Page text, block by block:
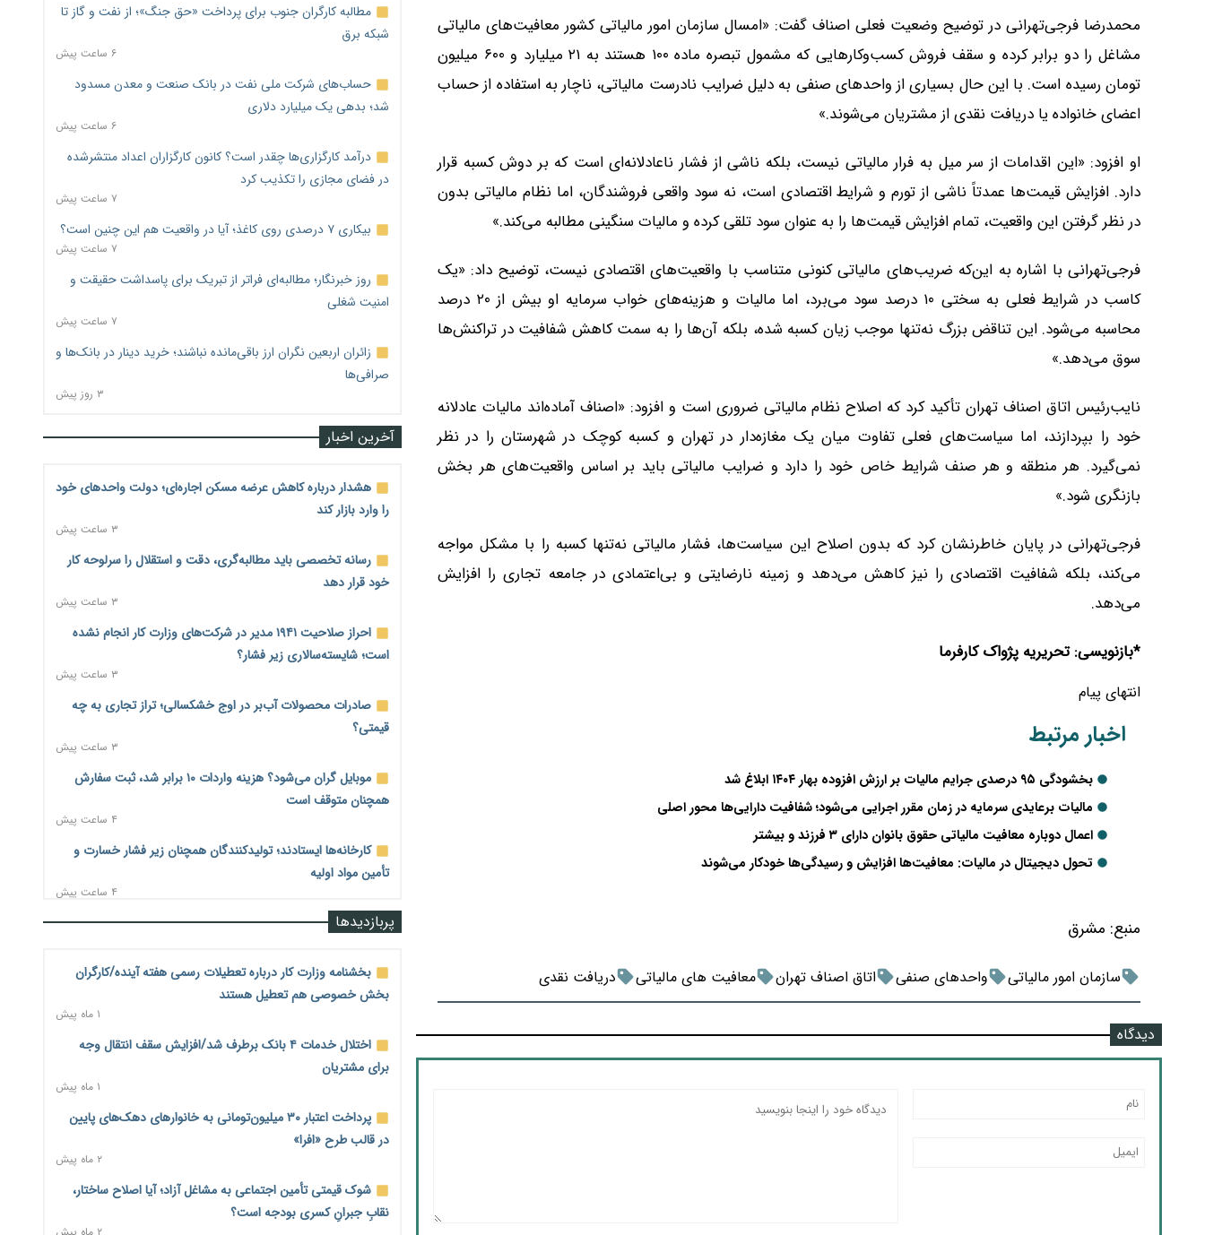
محمدرضا فرجی‌تهرانی در توضیح وضعیت فعلی اصناف گفت: «امسال سازمان امور مالیاتی کشور معافیت‌های مالیاتی
مشاغل را دو برابر کرده و سقف فروش کسب‌وکارهایی که مشمول تبصره ماده ۱۰۰ هستند به ۲۱ میلیارد و ۶۰۰ میلیون
تومان رسیده است. با این حال بسیاری از واحدهای صنفی به دلیل ضرایب نادرست مالیاتی، ناچار به استفاده از حساب
اعضای خانواده یا دریافت نقدی از مشتریان می‌شوند.»
او افزود: «این اقدامات از سر میل به فرار مالیاتی نیست، بلکه ناشی از فشار ناعادلانه‌ای است که بر دوش کسبه قرار
دارد. افزایش قیمت‌ها عمدتاً ناشی از تورم و شرایط اقتصادی است، نه سود واقعی فروشندگان، اما نظام مالیاتی بدون
در نظر گرفتن این واقعیت، تمام افزایش قیمت‌ها را به عنوان سود تلقی کرده و مالیات سنگینی مطالبه می‌کند.»
فرجی‌تهرانی با اشاره به این‌که ضریب‌های مالیاتی کنونی متناسب با واقعیت‌های اقتصادی نیست، توضیح داد: «یک
کاسب در شرایط فعلی به سختی ۱۰ درصد سود می‌برد، اما مالیات و هزینه‌های خواب سرمایه او بیش از ۲۰ درصد
محاسبه می‌شود. این تناقض بزرگ نه‌تنها موجب زیان کسبه شده، بلکه آن‌ها را به سمت کاهش شفافیت در تراکنش‌ها
سوق می‌دهد.»
نایب‌رئیس اتاق اصناف تهران تأکید کرد که اصلاح نظام مالیاتی ضروری است و افزود: «اصناف آماده‌اند مالیات عادلانه
خود را بپردازند، اما سیاست‌های فعلی تفاوت میان یک مغازه‌دار در تهران و کسبه کوچک در شهرستان را در نظر
نمی‌گیرد. هر منطقه و هر صنف شرایط خاص خود را دارد و ضرایب مالیاتی باید بر اساس واقعیت‌های هر بخش
بازنگری شود.»
فرجی‌تهرانی در پایان خاطرنشان کرد که بدون اصلاح این سیاست‌ها، فشار مالیاتی نه‌تنها کسبه را با مشکل مواجه
می‌کند، بلکه شفافیت اقتصادی را نیز کاهش می‌دهد و زمینه نارضایتی و بی‌اعتمادی در جامعه تجاری را افزایش
می‌دهد.
*بازنویسی: تحریریه پژواک کارفرما
انتهای پیام
اخبار مرتبط
بخشودگی ۹۵ درصدی جرایم مالیات بر ارزش افزوده بهار ۱۴۰۴ ابلاغ شد
مالیات برعایدی سرمایه در زمان مقرر اجرایی می‌شود؛ شفافیت دارایی‌ها محور اصلی
اعمال دوباره معافیت مالیاتی حقوق بانوان دارای ۳ فرزند و بیشتر
تحول دیجیتال در مالیات: معافیت‌ها افزایش و رسیدگی‌ها خودکار می‌شوند
منبع: مشرق
سازمان امور مالیاتی واحدهای صنفی اتاق اصناف تهران معافیت های مالیاتی دریافت نقدی
دیدگاه
مطالبه کارگران جنوب برای پرداخت «حق جنگ»؛ از نفت و گاز تا
شبکه برق
۶ ساعت پیش
حساب‌های شرکت ملی نفت در بانک صنعت و معدن مسدود
شد؛ بدهی یک میلیارد دلاری
۶ ساعت پیش
درآمد کارگزاری‌ها چقدر است؟ کانون کارگزاران اعداد منتشرشده
در فضای مجازی را تکذیب کرد
۷ ساعت پیش
بیکاری ۷ درصدی روی کاغذ؛ آیا در واقعیت هم این چنین است؟
۷ ساعت پیش
روز خبرنگار؛ مطالبه‌ای فراتر از تبریک برای پاسداشت حقیقت و
امنیت شغلی
۷ ساعت پیش
زائران اربعین نگران ارز باقی‌مانده نباشند؛ خرید دینار در بانک‌ها و
صرافی‌ها
۳ روز پیش
آخرین اخبار
هشدار درباره کاهش عرضه مسکن اجاره‌ای؛ دولت واحدهای خود
را وارد بازار کند
۳ ساعت پیش
رسانه تخصصی باید مطالبه‌گری، دقت و استقلال را سرلوحه کار
خود قرار دهد
۳ ساعت پیش
احراز صلاحیت ۱۹۴۱ مدیر در شرکت‌های وزارت کار انجام نشده
است؛ شایسته‌سالاری زیر فشار؟
۳ ساعت پیش
صادرات محصولات آب‌بر در اوج خشکسالی؛ تراز تجاری به چه
قیمتی؟
۳ ساعت پیش
موبایل گران می‌شود؟ هزینه واردات ۱۰ برابر شد، ثبت سفارش
همچنان متوقف است
۴ ساعت پیش
کارخانه‌ها ایستادند؛ تولیدکنندگان همچنان زیر فشار خسارت و
تأمین مواد اولیه
۴ ساعت پیش
قیمت مسکن در دست سازنده‌های خرد؛ چگونه «عددسازی» بازار
۴ ساعت پیش
۴ ساعت پیش
منابع صندوق ملی مسکن به متقاضیان رسید؛ اولویت با
۵ ساعت پیش
هشدار درباره آینده صندوق‌های بازنشستگی؛ اعتماد بیمه‌پردازان
ترمیم مزد در راه است؟ تأکید بر افزایش مزد پایه و شفافیت سبد
پربازدیدها
بخشنامه وزارت کار درباره تعطیلات رسمی هفته آینده/کارگران
بخش خصوصی هم تعطیل هستند
۱ ماه پیش
اختلال خدمات ۴ بانک برطرف شد/افزایش سقف انتقال وجه
برای مشتریان
۱ ماه پیش
پرداخت اعتبار ۳۰ میلیون‌تومانی به خانوارهای دهک‌های پایین
در قالب طرح «افرا»
۲ ماه پیش
شوک قیمتی تأمین اجتماعی به مشاغل آزاد؛ آیا اصلاح ساختار،
نقابِ جبرانِ کسری بودجه است؟